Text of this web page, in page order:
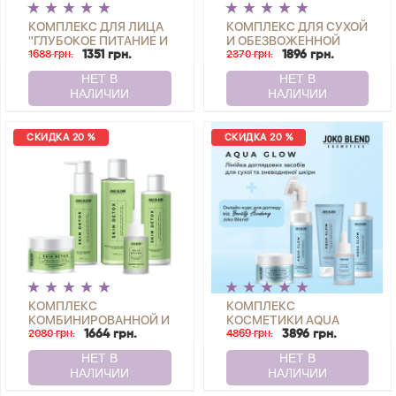
КОМПЛЕКС ДЛЯ ЛИЦА
"ГЛУБОКОЕ ПИТАНИЕ И
СИЯНИЕ"
1688 грн. 1351 грн.
КОМПЛЕКС ДЛЯ СУХОЙ
И ОБЕЗВОЖЕННОЙ
КОЖИ ЛИЦА AQUA
GLOW JOKO BLEND
2370 грн. 1896 грн.
СКИДКА 20 %
КОМПЛЕКС
КОМБИНИРОВАННОЙ И
ЖИРНОЙ КОЖИ ЛИЦА
SKIN DETOX JOKO
2080 грн. 1664 грн.
СКИДКА 20 %
КОМПЛЕКС
КОСМЕТИКИ AQUA
GLOW + КУРС ПО
УХОДУ ЗА СУХОЙ И
ОБЕЗВОЖЕННОЙ
КОЖЕЙ ЛИЦА ОТ
4869 грн. 3896 грн.